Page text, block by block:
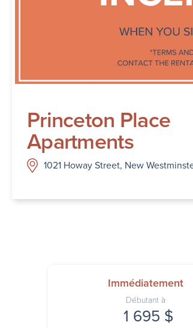
Princeton Place
Apartments
1021 Howay Street, New
Immédiatement
Débutant à
1 695 $